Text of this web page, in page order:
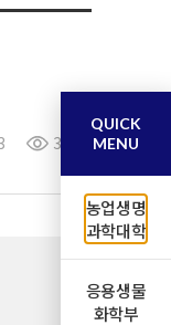
30
QUICK
MENU
농업생명
과학대학
응용생물
화학부